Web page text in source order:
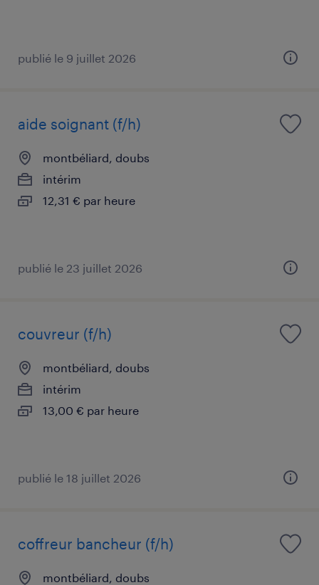
publié le 9 juillet 2026
aide soignant (f/h)
montbéliard, doubs
intérim
12,31 € par heure
publié le 23 juillet 2026
couvreur (f/h)
montbéliard, doubs
intérim
13,00 € par heure
publié le 18 juillet 2026
coffreur bancheur (f/h)
montbéliard, doubs